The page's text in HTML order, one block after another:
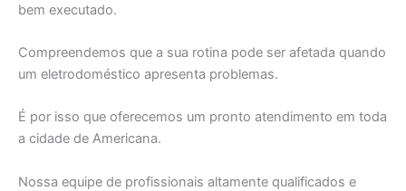
bem executado.
Compreendemos que a sua rotina pode ser afetada quando
um eletrodoméstico apresenta problemas.
É por isso que oferecemos um pronto atendimento em toda
a cidade de Americana.
Nossa equipe de profissionais altamente qualificados e